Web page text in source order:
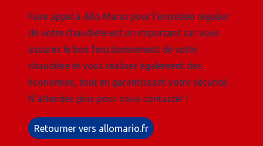
Faire appel à Allo Mario pour l’entretien régulier
de votre chaudière est un important car vous
assurez le bon fonctionnement de votre
chaudière et vous réalisez également des
économies, tout en garantissant votre sécurité.
N'attendez plus pour nous contacter !
Retourner vers allomario.fr